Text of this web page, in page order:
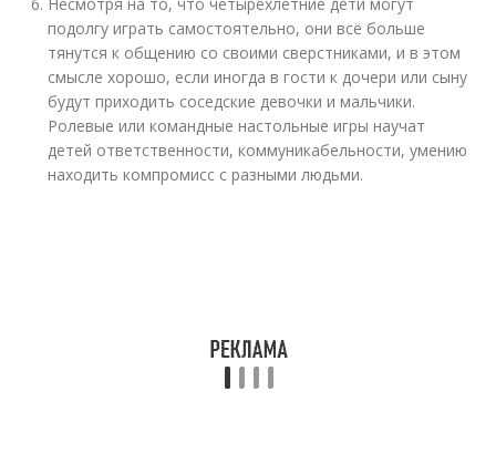
подолгу играть самостоятельно, они всё больше
тянутся к общению со своими сверстниками, и в этом
смысле хорошо, если иногда в гости к дочери или сыну
будут приходить соседские девочки и мальчики.
Ролевые или командные настольные игры научат
детей ответственности, коммуникабельности, умению
находить компромисс с разными людьми.